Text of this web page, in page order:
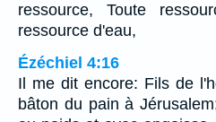
ressource, Toute
ressource d'eau,
Ézéchiel 4:16
Il me dit encore: Fils de
bâton du pain à